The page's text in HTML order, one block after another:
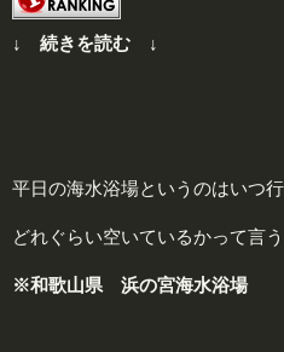
↓ 続きを読む ↓
平日の海水浴場というのはいつ
どれぐらい空いているかって言
※和歌山県 浜の宮海水浴場